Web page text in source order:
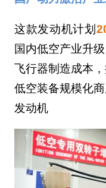
这款发动机计划
国内低空产业升
飞行器制造成本
低空装备规模化
发动机